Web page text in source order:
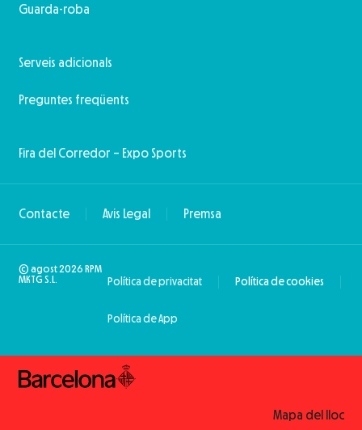
Guarda-roba
Serveis adicionals
Preguntes freqüents
Fira del Corredor – Expo Sports
Contacte Avis Legal Premsa
© agost 2026 RPM
MKTG S.L.
Política de privacitat Política de cookies
Política de App
Mapa del lloc